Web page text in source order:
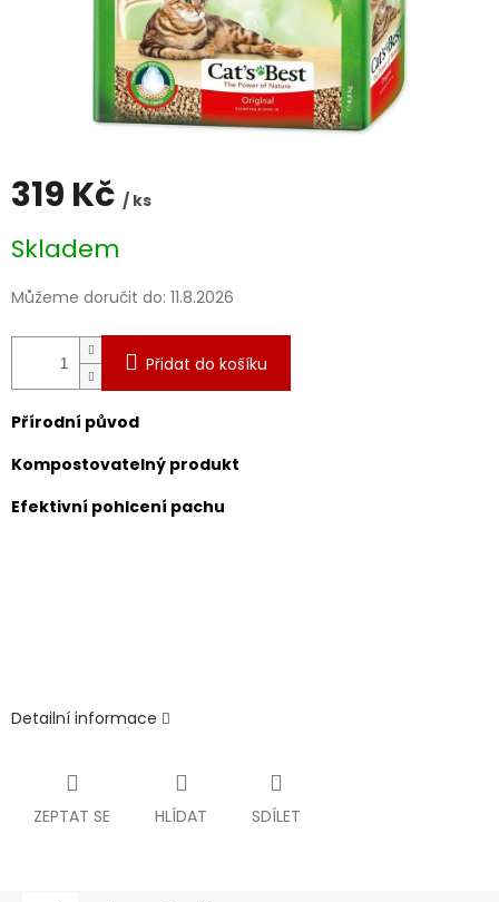
319 Kč / ks
cena:
Skladem
Můžeme doručit do: 11.8.2026
Přidat do košíku
Přírodní původ
Kompostovatelný produkt
Efektivní pohlcení pachu
Detailní informace
ZEPTAT SE HLÍDAT SDÍLET